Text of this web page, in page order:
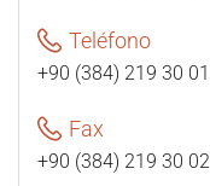
Teléfono
+90 (384) 219 30 01
Fax
+90 (384) 219 30 02